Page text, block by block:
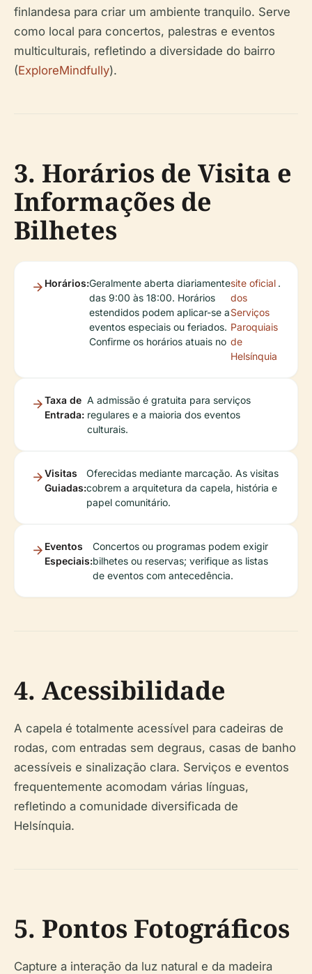
finlandesa para criar um ambiente tranquilo. Serve
como local para concertos, palestras e eventos
multiculturais, refletindo a diversidade do bairro
(ExploreMindfully).
3. Horários de Visita e
Informações de
Bilhetes
Horários:Geralmente aberta diariamente
das 9:00 às 18:00. Horários
estendidos podem aplicar-se a
eventos especiais ou feriados.
Confirme os horários atuais no
site oficial
dos
Serviços
Paroquiais
de
Helsínquia
.
Taxa de
Entrada:
A admissão é gratuita para serviços
regulares e a maioria dos eventos
culturais.
Visitas
Guiadas:
Oferecidas mediante marcação. As visitas
cobrem a arquitetura da capela, história e
papel comunitário.
Eventos
Especiais:
Concertos ou programas podem exigir
bilhetes ou reservas; verifique as listas
de eventos com antecedência.
4. Acessibilidade
A capela é totalmente acessível para cadeiras de
rodas, com entradas sem degraus, casas de banho
acessíveis e sinalização clara. Serviços e eventos
frequentemente acomodam várias línguas,
refletindo a comunidade diversificada de
Helsínquia.
5. Pontos Fotográficos
Capture a interação da luz natural e da madeira